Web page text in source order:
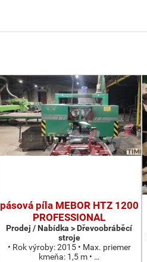
pásová píla MEBOR HTZ 1200
PROFESSIONAL
Prodej / Nabídka > Dřevoobráběcí
stroje
• Rok výroby: 2015 • Max. priemer
kmeňa: 1,5 m • …